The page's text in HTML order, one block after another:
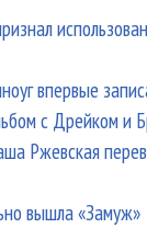
впервые
с Дрейком и
Ржевская
вышла «Замуж»